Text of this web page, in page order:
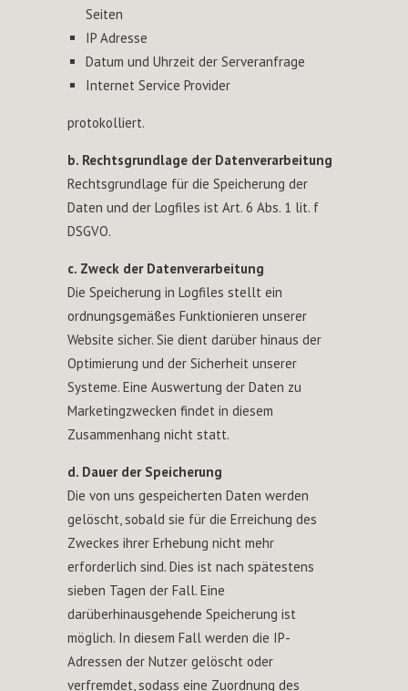
Seiten
IP Adresse
Datum und Uhrzeit der Serveranfrage
Internet Service Provider
protokolliert.
b. Rechtsgrundlage der Datenverarbeitung
Rechtsgrundlage für die Speicherung der
Daten und der Logfiles ist Art. 6 Abs. 1 lit. f
DSGVO.
c. Zweck der Datenverarbeitung
Die Speicherung in Logfiles stellt ein
ordnungsgemäßes Funktionieren unserer
Website sicher. Sie dient darüber hinaus der
Optimierung und der Sicherheit unserer
Systeme. Eine Auswertung der Daten zu
Marketingzwecken findet in diesem
Zusammenhang nicht statt.
d. Dauer der Speicherung
Die von uns gespeicherten Daten werden
gelöscht, sobald sie für die Erreichung des
Zweckes ihrer Erhebung nicht mehr
erforderlich sind. Dies ist nach spätestens
sieben Tagen der Fall. Eine
darüberhinausgehende Speicherung ist
möglich. In diesem Fall werden die IP-
Adressen der Nutzer gelöscht oder
verfremdet, sodass eine Zuordnung des